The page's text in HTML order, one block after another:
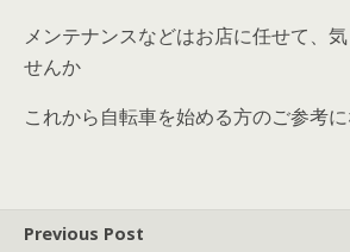
メンテナンスなどはお店に任せて、
せんか
これから自転車を始める方のご参考
Previous Post